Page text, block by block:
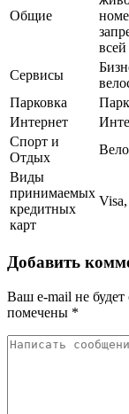
Общие
Сервисы
Парковка
Интернет
Спорт и
Отдых
Виды
принимаемых
кредитных
карт
Добавить
Ваш e-mail не будет
помечены *